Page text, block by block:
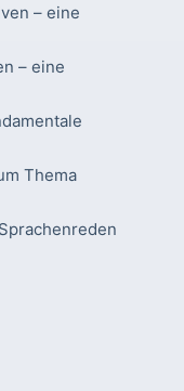
– eine
– eine
Thema